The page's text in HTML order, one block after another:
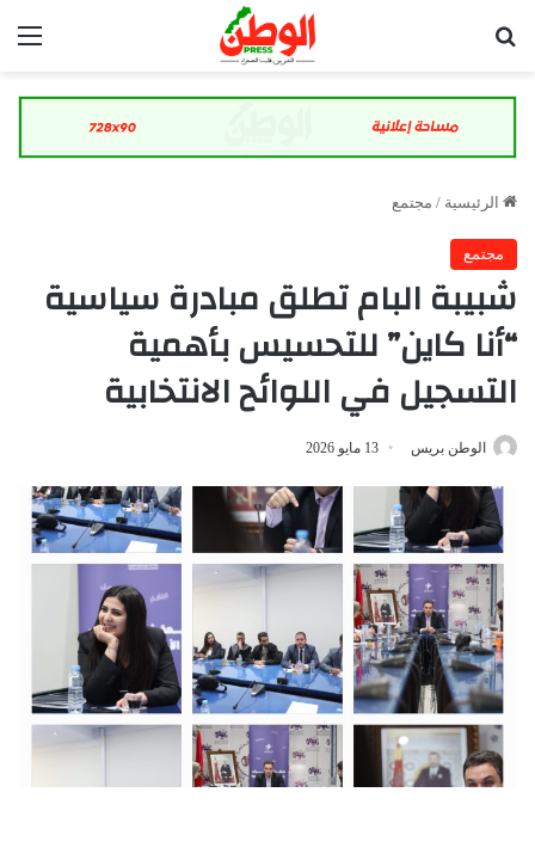
الرئيسية / مجتمع
مجتمع
شبيبة البام تطلق مبادرة سياسية
“أنا كاين” للتحسيس بأهمية
التسجيل في اللوائح الانتخابية
الوطن بريس 13 مايو 2026